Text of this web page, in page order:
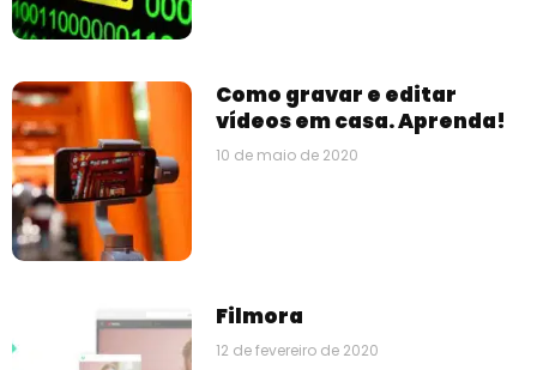
Como gravar e editar
vídeos em casa. Aprenda!
10 de maio de 2020
Filmora
12 de fevereiro de 2020